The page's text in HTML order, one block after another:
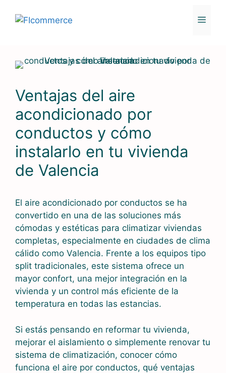
MENÚ
Ventajas del aire
acondicionado por
conductos y cómo
instalarlo en tu vivienda
de Valencia
El aire acondicionado por conductos se ha
convertido en una de las soluciones más
cómodas y estéticas para climatizar viviendas
completas, especialmente en ciudades de clima
cálido como Valencia. Frente a los equipos tipo
split tradicionales, este sistema ofrece un
mayor confort, una mejor integración en la
vivienda y un control más eficiente de la
temperatura en todas las estancias.
Si estás pensando en reformar tu vivienda,
mejorar el aislamiento o simplemente renovar tu
sistema de climatización, conocer cómo
funciona el aire por conductos, qué ventajas